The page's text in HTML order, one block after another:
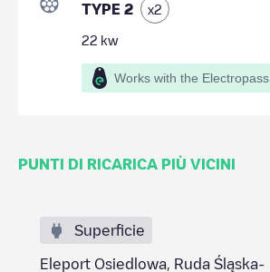
TYPE 2 x2
22 kw
Works with the Electropass
PUNTI DI RICARICA PIÙ VICINI
Superficie
Eleport Osiedlowa, Ruda Śląska-